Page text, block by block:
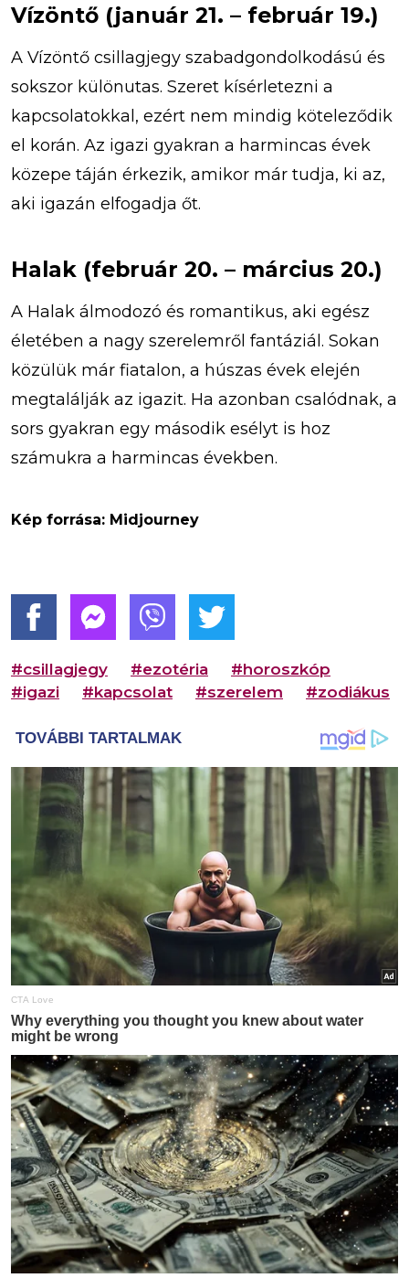
Vízöntő (január 21. – február 19.)
A Vízöntő csillagjegy szabadgondolkodású és
sokszor különutas. Szeret kísérletezni a
kapcsolatokkal, ezért nem mindig köteleződik
el korán. Az igazi gyakran a harmincas évek
közepe táján érkezik, amikor már tudja, ki az,
aki igazán elfogadja őt.
Halak (február 20. – március 20.)
A Halak álmodozó és romantikus, aki egész
életében a nagy szerelemről fantáziál. Sokan
közülük már fiatalon, a húszas évek elején
megtalálják az igazit. Ha azonban csalódnak, a
sors gyakran egy második esélyt is hoz
számukra a harmincas években.
Kép forrása: Midjourney
#csillagjegy #ezotéria
#horoszkóp
#igazi
#kapcsolat #szerelem #zodiákus